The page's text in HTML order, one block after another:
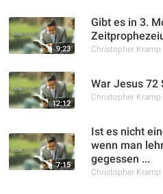
9:23
Gibt es in 3.
Christopher Kramp
12:12
War Jesus 72
Christopher Kramp
7:15
Ist es nicht
wenn man
gegessen ...
Christopher Kramp